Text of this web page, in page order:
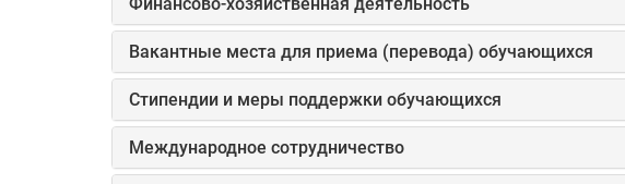
Вакантные места для приема (перевода) обучающихся
Стипендии и меры поддержки обучающихся
Международное сотрудничество